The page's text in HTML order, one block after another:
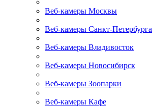
Веб-камеры Москвы
Веб-камеры Санкт-Петербурга
Веб-камеры Владивосток
Веб-камеры Новосибирск
Веб-камеры Зоопарки
Веб-камеры Кафе